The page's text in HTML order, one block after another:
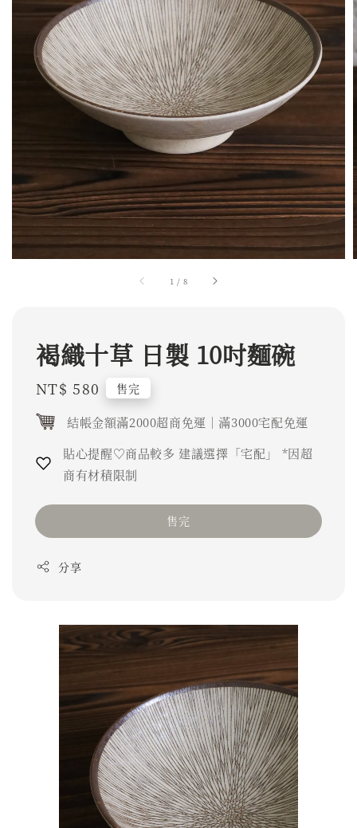
1 / 8
褐織十草 日製 10吋麵碗
Regular
price
NT$ 580 售完
結帳金額滿2000超商免運｜滿3000宅配免運
貼心提醒♡商品較多 建議選擇「宅配」 *因超
商有材積限制
售完
分享